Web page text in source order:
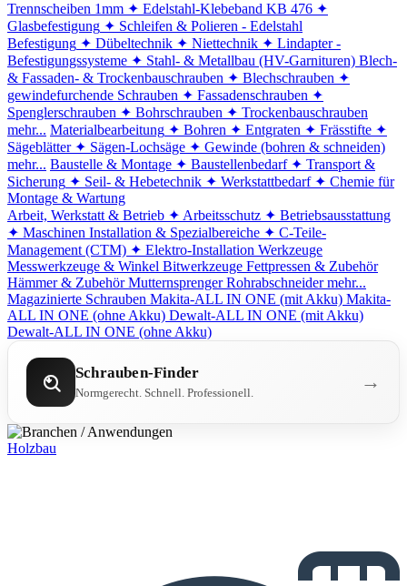
Trennscheiben 1mm ✦ Edelstahl-Klebeband KB 476 ✦
Glasbefestigung ✦ Schleifen & Polieren - Edelstahl
Befestigung ✦ Dübeltechnik ✦ Niettechnik ✦ Lindapter -
Befestigungssysteme ✦ Stahl- & Metallbau (HV-Garnituren) Blech-
& Fassaden- & Trockenbauschrauben ✦ Blechschrauben ✦
gewindefurchende Schrauben ✦ Fassadenschrauben ✦
Spenglerschrauben ✦ Bohrschrauben ✦ Trockenbauschrauben
mehr... Materialbearbeitung ✦ Bohren ✦ Entgraten ✦ Frässtifte ✦
Sägeblätter ✦ Sägen-Lochsäge ✦ Gewinde (bohren & schneiden)
mehr... Baustelle & Montage ✦ Baustellenbedarf ✦ Transport &
Sicherung ✦ Seil- & Hebetechnik ✦ Werkstattbedarf ✦ Chemie für
Montage & Wartung
Arbeit, Werkstatt & Betrieb ✦ Arbeitsschutz ✦ Betriebsausstattung
✦ Maschinen Installation & Spezialbereiche ✦ C-Teile-
Management (CTM) ✦ Elektro-Installation Werkzeuge
Messwerkzeuge & Winkel Bitwerkzeuge Fettpressen & Zubehör
Hämmer & Zubehör Mutternsprenger Rohrabschneider mehr...
Magazinierte Schrauben Makita-ALL IN ONE (mit Akku) Makita-
ALL IN ONE (ohne Akku) Dewalt-ALL IN ONE (mit Akku)
Dewalt-ALL IN ONE (ohne Akku)
Schrauben-Finder
Normgerecht. Schnell. Professionell. →
Holzbau